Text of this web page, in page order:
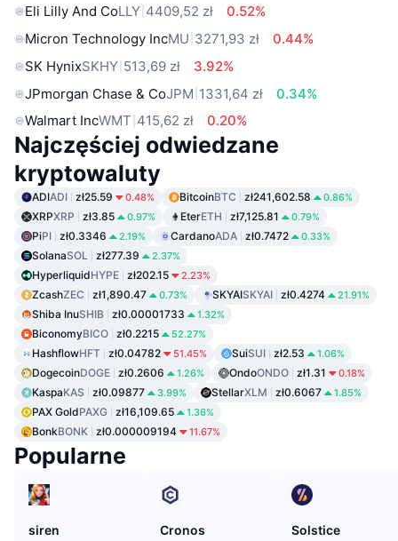
Eli Lilly And CoLLY 4409,52 zł
0.52%
Micron Technology IncMU 3271,93 zł
0.44%
SK HynixSKHY 513,69 zł
3.92%
JPmorgan Chase & CoJPM 1331,64 zł
0.34%
Walmart IncWMT 415,62 zł 0.20%
Najczęściej odwiedzane
kryptowaluty
ADIADI zł25.59 0.48% BitcoinBTC zł241,602.58 0.86%
XRPXRP zł3.85 0.97% EterETH zł7,125.81 0.79%
PiPI zł0.3346 2.19% CardanoADA zł0.7472 0.33%
SolanaSOL zł277.39 2.37%
HyperliquidHYPE zł202.15 2.23%
ZcashZEC zł1,890.47 0.73% SKYAISKYAI zł0.4274 21.91%
Shiba InuSHIB zł0.00001733 1.32%
BiconomyBICO zł0.2215 52.27%
HashflowHFT zł0.04782 51.45% SuiSUI zł2.53 1.06%
DogecoinDOGE zł0.2606 1.26% OndoONDO zł1.31 0.18%
KaspaKAS zł0.09877 3.99% StellarXLM zł0.6067 1.85%
PAX GoldPAXG zł16,109.65 1.36%
BonkBONK zł0.000009194 11.67%
Popularne
siren
Cronos
Solstice